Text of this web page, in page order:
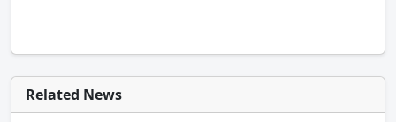
Related News